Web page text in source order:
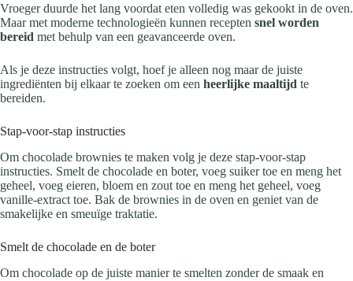
Vroeger duurde het lang voordat eten volledig was gekookt in de oven.
Maar met moderne technologieën kunnen recepten snel worden
bereid met behulp van een geavanceerde oven.
Als je deze instructies volgt, hoef je alleen nog maar de juiste
ingrediënten bij elkaar te zoeken om een heerlijke maaltijd te
bereiden.
Stap-voor-stap instructies
Om chocolade brownies te maken volg je deze stap-voor-stap
instructies. Smelt de chocolade en boter, voeg suiker toe en meng het
geheel, voeg eieren, bloem en zout toe en meng het geheel, voeg
vanille-extract toe. Bak de brownies in de oven en geniet van de
smakelijke en smeuïge traktatie.
Smelt de chocolade en de boter
Om chocolade op de juiste manier te smelten zonder de smaak en